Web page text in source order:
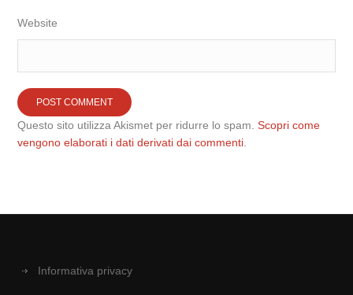
Website
Questo sito utilizza Akismet per ridurre lo spam.Scopri come
vengono elaborati i dati derivati dai commenti
Informativa privacy